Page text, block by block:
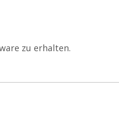
zu erhalten.